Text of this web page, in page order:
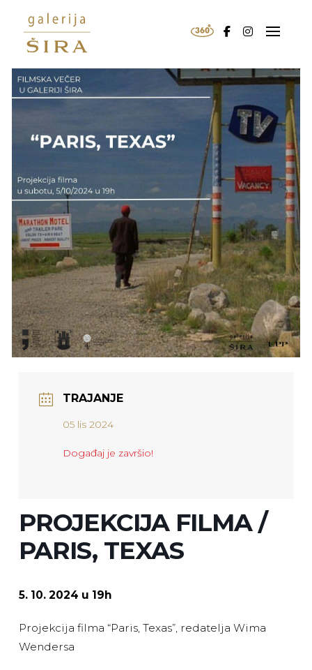
TRAJANJE
05 lis 2024
Događaj je završio!
PROJEKCIJA FILMA /
PARIS, TEXAS
5. 10. 2024 u 19h
Projekcija filma “Paris, Texas”, redatelja Wima
Wendersa